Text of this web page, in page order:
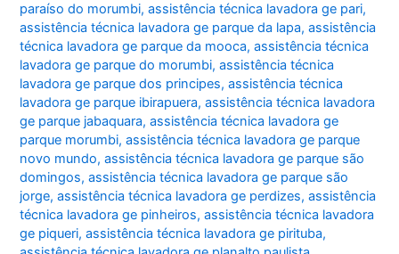
paraíso do morumbi,assistência técnica lavadora ge pari,
assistência técnica lavadora ge parque da lapa,assistência
técnica lavadora ge parque da mooca,assistência técnica
lavadora ge parque do morumbi,assistência técnica
lavadora ge parque dos principes,assistência técnica
lavadora ge parque ibirapuera,assistência técnica lavadora
ge parque jabaquara,assistência técnica lavadora ge
parque morumbi,assistência técnica lavadora ge parque
novo mundo,assistência técnica lavadora ge parque são
domingos,assistência técnica lavadora ge parque são
jorge,assistência técnica lavadora ge perdizes,assistência
técnica lavadora ge pinheiros,assistência técnica lavadora
ge piqueri,assistência técnica lavadora ge pirituba,